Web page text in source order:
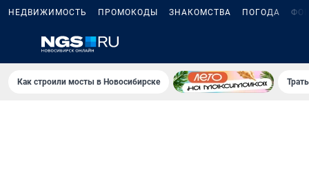
НЕДВИЖИМОСТЬ ПРОМОКОДЫ ЗНАКОМСТВА ПОГОДА
Как строили мосты в Новосибирске